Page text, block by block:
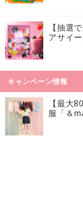
【抽選
アサイ
キャンペーン情報
【最大
服「＆